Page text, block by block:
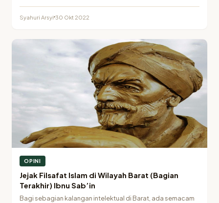
Karel A.…
Syahuri Arsyi 30 Okt 2022
OPINI
Jejak Filsafat Islam di Wilayah Barat (Bagian
Terakhir) Ibnu Sab’in
Bagi sebagian kalangan intelektual di Barat, ada semacam